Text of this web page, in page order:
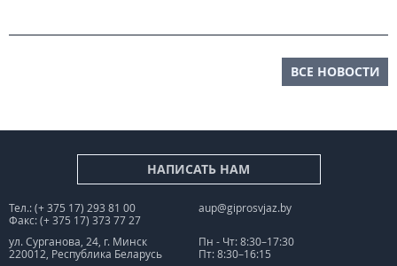
ВСЕ НОВОСТИ
НАПИСАТЬ НАМ
Тел.: (+ 375 17) 293 81 00
Факс: (+ 375 17) 373 77 27
aup@giprosvjaz.by
ул. Сурганова, 24, г. Минск
220012, Республика Беларусь
Пн - Чт: 8:30–17:30
Пт: 8:30–16:15